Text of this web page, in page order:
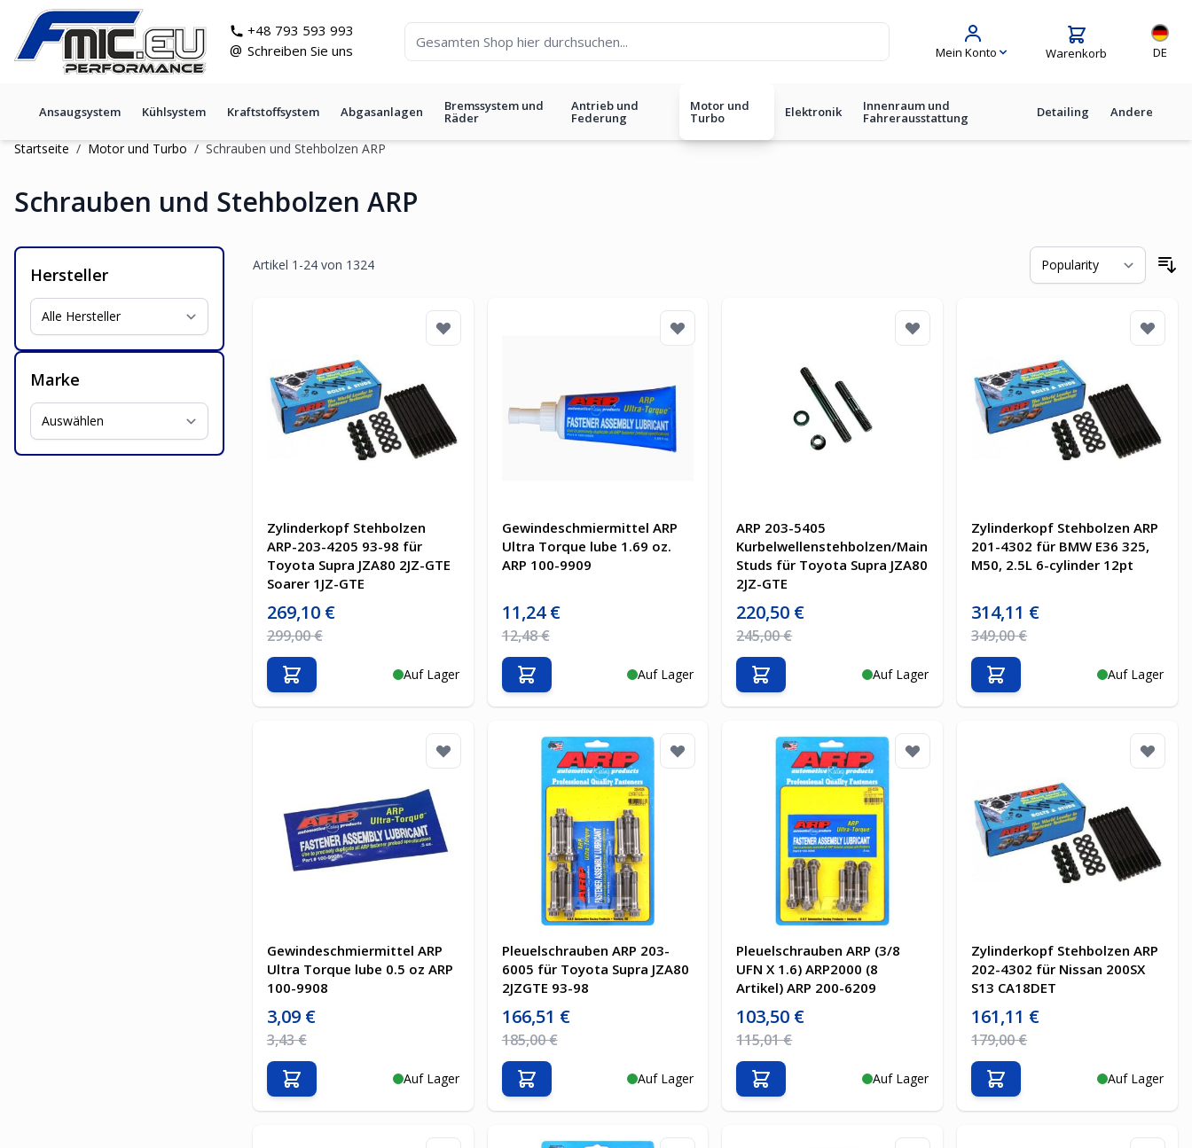
Zum Inhalt springen
+48 793 593 993
@ Schreiben Sie uns Mein Konto Warenkorb
Sprache
DE
Ansaugsystem Kühlsystem Kraftstoffsystem Abgasanlagen Bremssystem und
Räder
Antrieb und
Federung
Motor und
Turbo Elektronik Innenraum und
Fahrerausstattung Detailing Andere
Startseite / Motor und Turbo / Schrauben und Stehbolzen ARP
Schrauben und Stehbolzen ARP
Hersteller
Marke
Artikel 1 -24von 1324
Zylinderkopf Stehbolzen
ARP-203-4205 93-98 für
Toyota Supra JZA80 2JZ-GTE
Soarer 1JZ-GTE
Sonderpreis
269,10 €
Regulärer Preis
299,00 €
Auf Lager
In den Warenkorb
Gewindeschmiermittel ARP
Ultra Torque lube 1.69 oz.
ARP 100-9909
Sonderpreis
11,24 €
Regulärer Preis
12,48 €
Auf Lager
In den Warenkorb
ARP 203-5405
Kurbelwellenstehbolzen/Main
Studs für Toyota Supra JZA80
2JZ-GTE
Sonderpreis
220,50 €
Regulärer Preis
245,00 €
Auf Lager
In den Warenkorb
Zylinderkopf Stehbolzen ARP
201-4302 für BMW E36 325,
M50, 2.5L 6-cylinder 12pt
Sonderpreis
314,11 €
Regulärer Preis
349,00 €
Auf Lager
In den Warenkorb
Gewindeschmiermittel ARP
Ultra Torque lube 0.5 oz ARP
100-9908
Sonderpreis
3,09 €
Regulärer Preis
3,43 €
Auf Lager
In den Warenkorb
Pleuelschrauben ARP 203-
6005 für Toyota Supra JZA80
2JZGTE 93-98
Sonderpreis
166,51 €
Regulärer Preis
185,00 €
Auf Lager
In den Warenkorb
Pleuelschrauben ARP (3/8
UFN X 1.6) ARP2000 (8
Artikel) ARP 200-6209
Sonderpreis
103,50 €
Regulärer Preis
115,01 €
Auf Lager
In den Warenkorb
Zylinderkopf Stehbolzen ARP
202-4302 für Nissan 200SX
S13 CA18DET
Sonderpreis
161,11 €
Regulärer Preis
179,00 €
Auf Lager
In den Warenkorb